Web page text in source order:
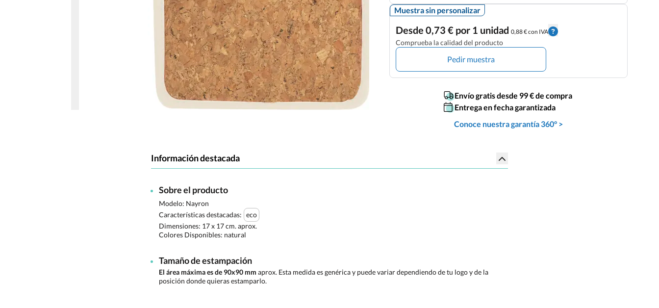
Muestra sin personalizar
Desde 0,73 € por 1 unidad 0,88 € con IVA
Comprueba la calidad del producto
Pedir muestra
Envío gratis desde 99 € de compra
Entrega en fecha garantizada
Conoce nuestra garantía 360° >
Información destacada
Sobre el producto
Modelo: Nayron
Características destacadas: eco
Dimensiones: 17 x 17 cm. aprox.
Colores Disponibles: natural
Tamaño de estampación
El área máxima es de 90x90 mm aprox. Esta medida es genérica y puede variar dependiendo de tu logo y de la
posición donde quieras estamparlo.